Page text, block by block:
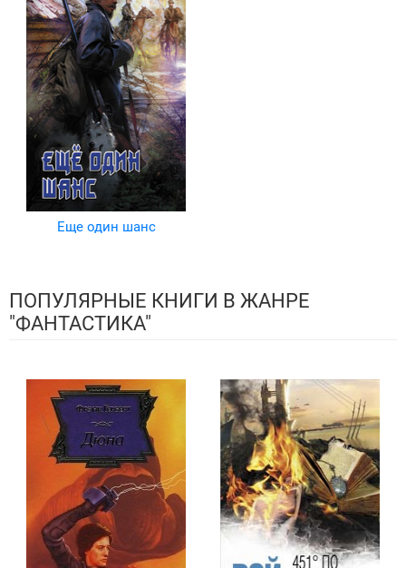
Еще один шанс
ПОПУЛЯРНЫЕ КНИГИ В ЖАНРЕ
"ФАНТАСТИКА"